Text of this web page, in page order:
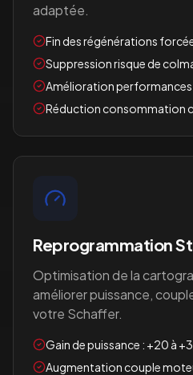
adaptée.
Fin des régénérations
Suppression risque de
Amélioration
Réduction consommation
Reprogrammation
Optimisation de la
améliorer puissance,
votre Schaffer.
Gain de puissance : +20 à
Augmentation couple